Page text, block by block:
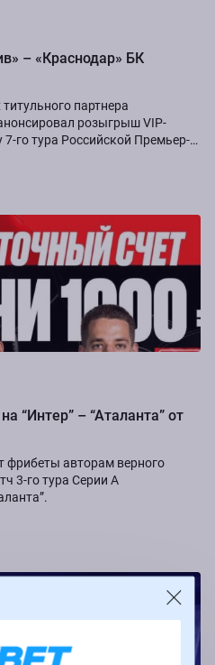
– «Краснодар» БК
партнера
розыгрыш VIP-
го тура Российской Премьер-
“Интер” – “Аталанта” от
фрибеты авторам верного
3-го тура Серии А